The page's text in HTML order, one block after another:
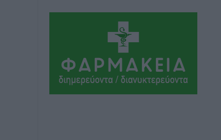
κατά του 39χρονου για τις δολιοφθορές
στο Radar Ατάβυρου
πριν 3 ώρες
Απορρίφθηκε η προσωρινή διαταγή στη
μάχη των ταξί με τα «βανάκια» για την